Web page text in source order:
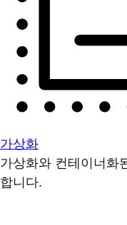
가상화
가상화와 컨테이너화
합니다.